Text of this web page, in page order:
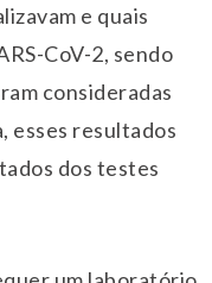
e quais
CoV-2, sendo
consideradas
esses resultados
dos testes